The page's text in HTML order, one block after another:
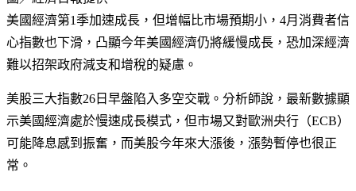
美國經濟第1季加速成長，但增幅比市場預期小，4月消費者信
心指數也下滑，凸顯今年美國經濟仍將緩慢成長，恐加深經濟
難以招架政府減支和增稅的疑慮。
美股三大指數26日早盤陷入多空交戰。分析師說，最新數據顯
示美國經濟處於慢速成長模式，但市場又對歐洲央行（ECB）
可能降息感到振奮，而美股今年來大漲後，漲勢暫停也很正
常。